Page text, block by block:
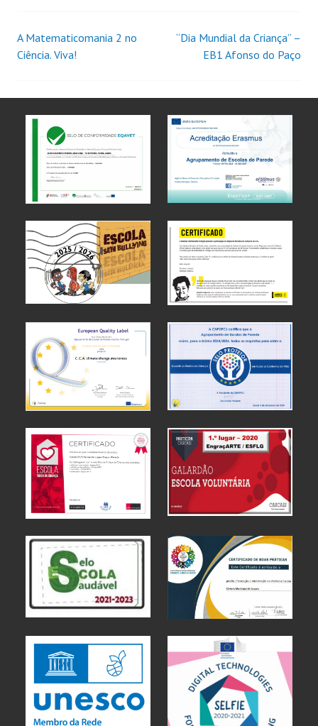
A Matematicomania 2 no
Ciência. Viva!
“Dia Mundial da Criança” –
EB1 Afonso do Paço